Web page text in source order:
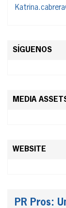
SÍGUENOS
MEDIA
WEBSITE
PR Pros: